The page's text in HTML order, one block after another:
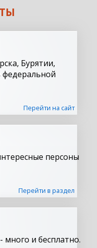
Бурятии,
федеральной
Перейти на сайт
персоны
Перейти в раздел
много и бесплатно.